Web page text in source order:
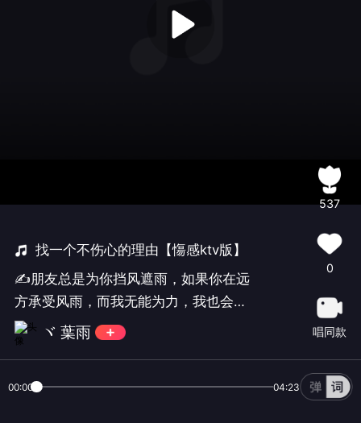
找一个不伤心的理由【慯感ktv版】
✍朋友总是为你挡风遮雨，如果你在远
方承受风雨，而我无能为力，我也会祈
祷，让那些风雪降临在我的身上。
▕(:3▒▒▒▏晚安
ヾ 葉雨
537
0
唱同款
00:00 04:23